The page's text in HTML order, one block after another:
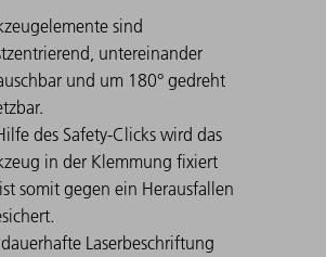
sind
untereinander
und um 180° gedreht
des Safety-Clicks wird das
in der Klemmung fixiert
somit gegen ein Herausfallen
Laserbeschriftung